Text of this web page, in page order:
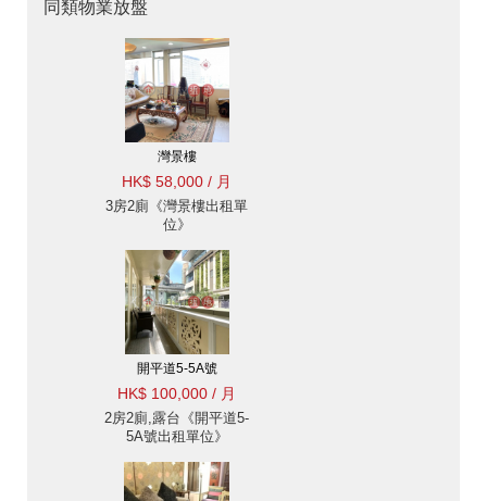
同類物業放盤
灣景樓
HK$ 58,000 / 月
3房2廁《灣景樓出租單
位》
開平道5-5A號
HK$ 100,000 / 月
2房2廁,露台《開平道5-
5A號出租單位》